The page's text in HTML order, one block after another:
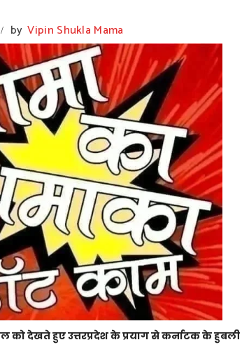
/ by Vipin Shukla Mama
को देखते हुए उत्तरप्रदेश के प्रयाग से कर्नाटक के